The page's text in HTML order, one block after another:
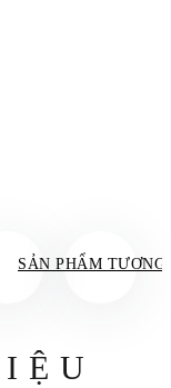
SẢN PHẨM TƯƠNG